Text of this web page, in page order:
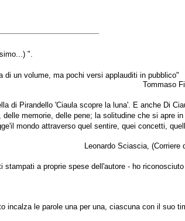
".
di un volume, ma pochi versi applauditi in pubblico"
Tommaso
di Pirandello 'Ciaula scopre la luna'. E anche Di
memorie, delle pene; la solitudine che si apre
mondo attraverso quel sentire, quei concetti,
Leonardo Sciascia, (Corriere
a proprie spese dell'autore - ho
incalza le parole una per una, ciascuna con il suo